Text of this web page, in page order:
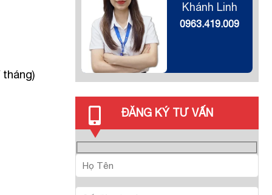
Khánh Linh
0963.419.009
ĐĂNG KÝ TƯ VẤN